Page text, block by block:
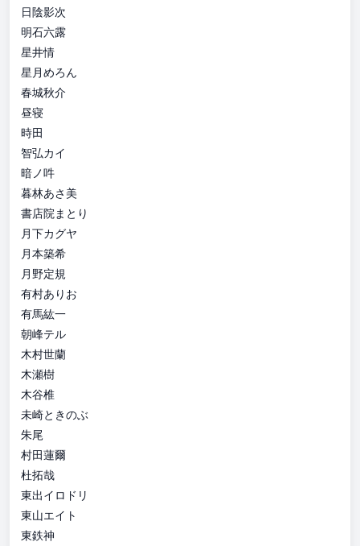
日陰影次
明石六露
星井情
星月めろん
春城秋介
昼寝
時田
智弘カイ
暗ノ吽
暮林あさ美
書店院まとり
月下カグヤ
月本築希
月野定規
有村ありお
有馬紘一
朝峰テル
木村世蘭
木瀬樹
木谷椎
未崎ときのぶ
朱尾
村田蓮爾
杜拓哉
東出イロドリ
東山エイト
東鉄神